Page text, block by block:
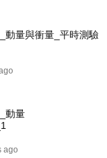
this way?
動量與衝量_平時測驗
動量
ago